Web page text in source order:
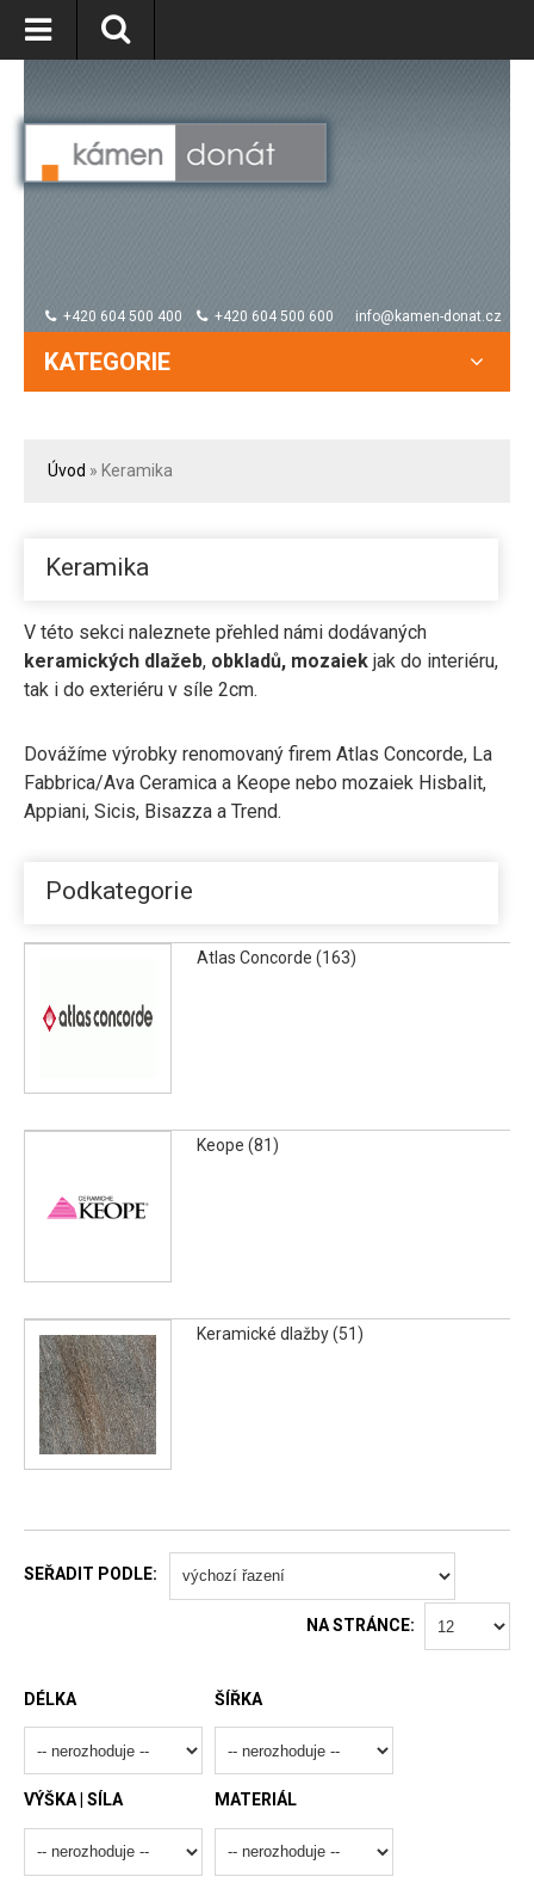
+420 604 500 400 +420 604 500 600 info@kamen-donat.cz
KATEGORIE
Úvod » Keramika
Keramika
V této sekci naleznete přehled námi dodávaných
keramických dlažeb, obkladů, mozaiek jak do interiéru,
tak i do exteriéru v síle 2cm.
Dovážíme výrobky renomovaný firem Atlas Concorde, La
Fabbrica/Ava Ceramica a Keope nebo mozaiek Hisbalit,
Appiani, Sicis, Bisazza a Trend.
Podkategorie
Atlas Concorde (163)
Keope (81)
Keramické dlažby (51)
SEŘADIT PODLE:
NA STRÁNCE:
DÉLKA ŠÍŘKA
VÝŠKA | SÍLA MATERIÁL